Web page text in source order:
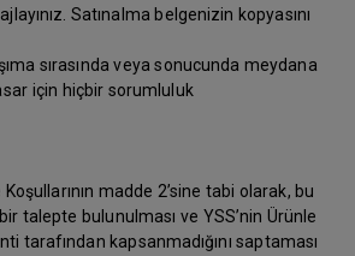
Satınalma belgenizin kopyasını
sırasında veya sonucunda meydana
için hiçbir sorumluluk
Koşullarının madde 2’sine tabi olarak, bu
talepte bulunulması ve YSS’nin Ürünle
tarafından kapsanmadığını saptaması